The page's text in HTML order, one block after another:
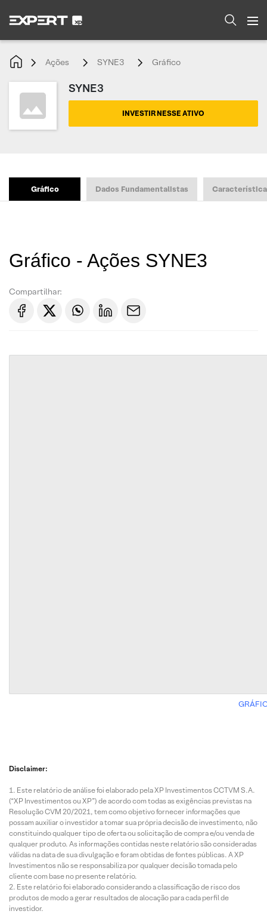
Ações SYNE3 Gráfico
SYNE3
INVESTIR NESSE ATIVO
Gráfico Dados Fundamentalistas
Gráfico - Ações SYNE3
Compartilhar:
Disclaimer:
Este relatório de análise foi elaborado pela XP Investimentos CCTVM S.A.
(“XP Investimentos ou XP”) de acordo com todas as exigências previstas na
Resolução CVM 20/2021, tem como objetivo fornecer informações que
possam auxiliar o investidor a tomar sua própria decisão de investimento, não
constituindo qualquer tipo de oferta ou solicitação de compra e/ou venda de
qualquer produto. As informações contidas neste relatório são consideradas
válidas na data de sua divulgação e foram obtidas de fontes públicas. A XP
Investimentos não se responsabiliza por qualquer decisão tomada pelo
cliente com base no presente relatório.
Este relatório foi elaborado considerando a classificação de risco dos
produtos de modo a gerar resultados de alocação para cada perfil de
investidor.